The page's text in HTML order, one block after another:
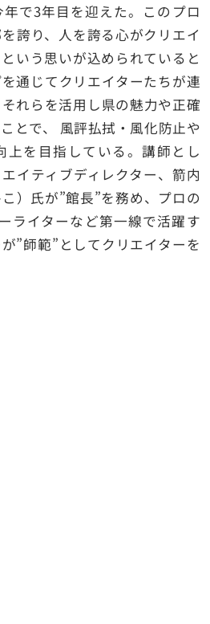
で3年目を迎えた。このプロ
誇り、人を誇る心がクリエイ
いう思いが込められていると
通じてクリエイターたちが連
れらを活⽤し県の魅⼒や正確
とで、 ⾵評払拭・⾵化防⽌や
上を目指している。講師とし
イティブディレクター、箭内
）氏が”館長”を務め、プロの
ライターなど第一線で活躍す
”師範”としてクリエイターを